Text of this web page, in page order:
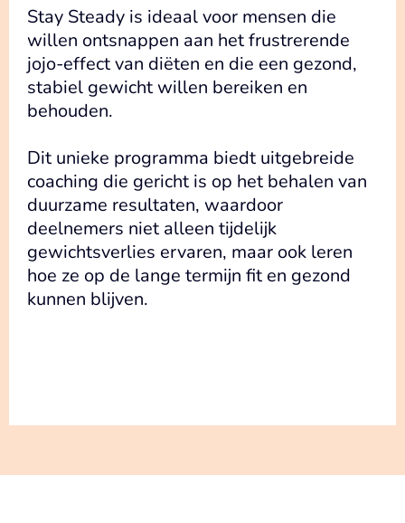
Stay Steady is ideaal voor mensen die
willen ontsnappen aan het frustrerende
jojo-effect van diëten en die een gezond,
stabiel gewicht willen bereiken en
behouden.
Dit unieke programma biedt uitgebreide
coaching die gericht is op het behalen van
duurzame resultaten, waardoor
deelnemers niet alleen tijdelijk
gewichtsverlies ervaren, maar ook leren
hoe ze op de lange termijn fit en gezond
kunnen blijven.